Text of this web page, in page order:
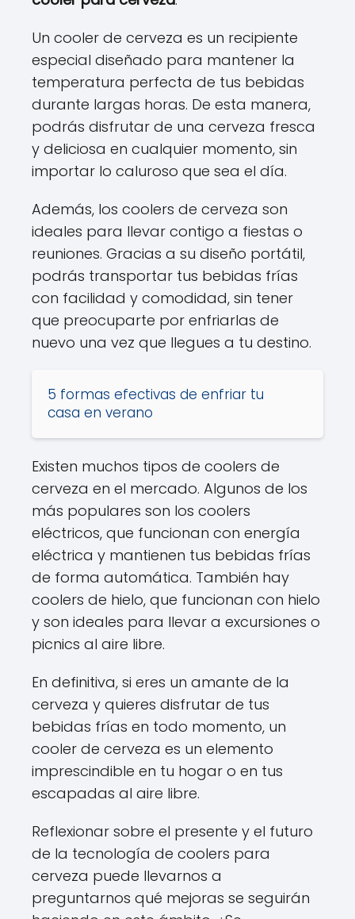
Un cooler de cerveza es un recipiente
especial diseñado para mantener la
temperatura perfecta de tus bebidas
durante largas horas. De esta manera,
podrás disfrutar de una cerveza fresca
y deliciosa en cualquier momento, sin
importar lo caluroso que sea el día.
Además, los coolers de cerveza son
ideales para llevar contigo a fiestas o
reuniones. Gracias a su diseño portátil,
podrás transportar tus bebidas frías
con facilidad y comodidad, sin tener
que preocuparte por enfriarlas de
nuevo una vez que llegues a tu destino.
5 formas efectivas de enfriar tu
casa en verano
Existen muchos tipos de coolers de
cerveza en el mercado. Algunos de los
más populares son los coolers
eléctricos, que funcionan con energía
eléctrica y mantienen tus bebidas frías
de forma automática. También hay
coolers de hielo, que funcionan con hielo
y son ideales para llevar a excursiones o
picnics al aire libre.
En definitiva, si eres un amante de la
cerveza y quieres disfrutar de tus
bebidas frías en todo momento, un
cooler de cerveza es un elemento
imprescindible en tu hogar o en tus
escapadas al aire libre.
Reflexionar sobre el presente y el futuro
de la tecnología de coolers para
cerveza puede llevarnos a
preguntarnos qué mejoras se seguirán